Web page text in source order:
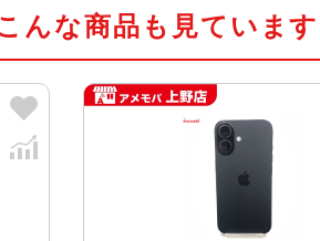
カラー
容量
サイズ・重さ
んな商品も見ています